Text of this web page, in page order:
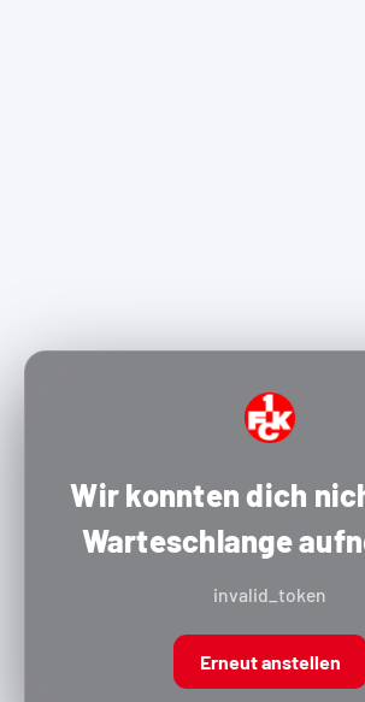
Wir konnten dich
Warteschlange
invalid_token
Erneut anstellen